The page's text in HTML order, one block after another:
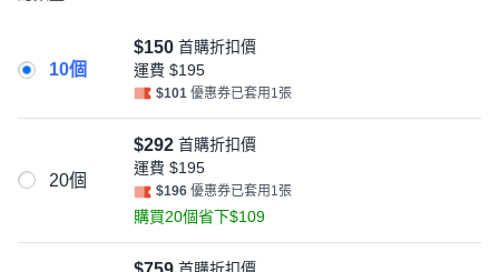
10個
$150 首購折扣價
運費 $195
$101 優惠券已套用1張
20個
$292 首購折扣價
運費 $195
$196 優惠券已套用1張
購買20個省下$109
首購折扣價